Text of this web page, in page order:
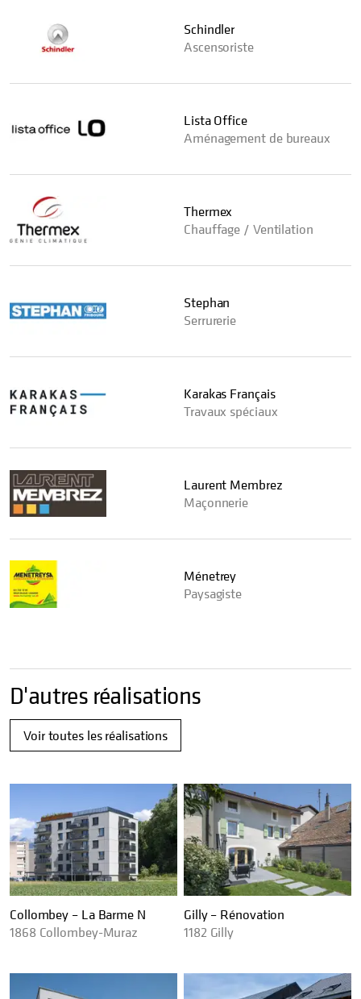
Schindler
Ascensoriste
Lista Office
Aménagement de bureaux
Thermex
Chauffage / Ventilation
Stephan
Serrurerie
Karakas Français
Travaux spéciaux
Laurent Membrez
Maçonnerie
Ménetrey
Paysagiste
D'autres réalisations
Voir toutes les réalisations
Collombey – La Barme N
1868 Collombey-Muraz
Gilly – Rénovation
1182 Gilly